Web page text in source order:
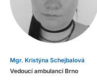
Mgr. Kristýna Schejbalová
Vedoucí ambulancí Brno